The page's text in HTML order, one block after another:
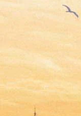
лекции
книги